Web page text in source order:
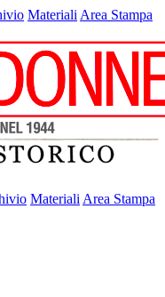
Materiali Area Stampa
Materiali Area Stampa